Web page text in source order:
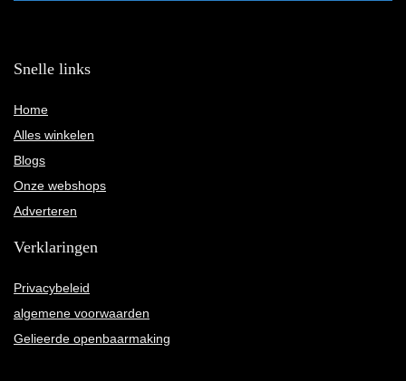
Snelle links
Home
Alles winkelen
Blogs
Onze webshops
Adverteren
Verklaringen
Privacybeleid
algemene voorwaarden
Gelieerde openbaarmaking